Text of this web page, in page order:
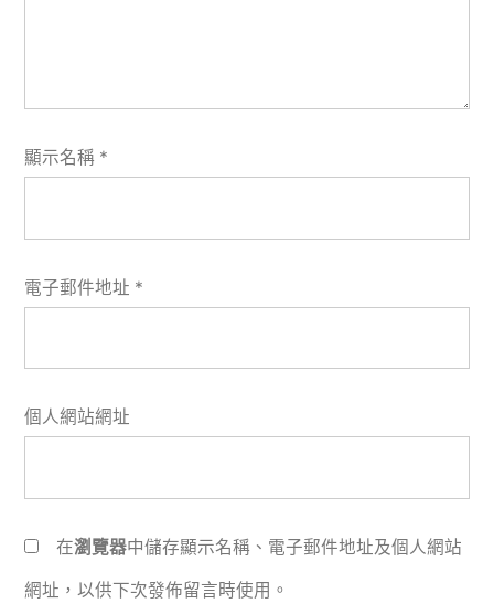
顯示名稱 *
電子郵件地址 *
個人網站網址
在瀏覽器中儲存顯示名稱、電子郵件地址及個人網站
網址，以供下次發佈留言時使用。